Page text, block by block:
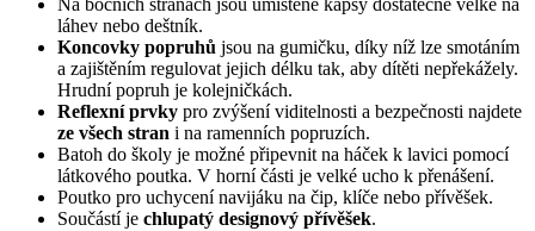
Na bočních stranách jsou umístěné kapsy dostatečně velké na
láhev nebo deštník.
Koncovky popruhů jsou na gumičku, díky níž lze smotáním
a zajištěním regulovat jejich délku tak, aby dítěti nepřekážely.
Hrudní popruh je kolejničkách.
Reflexní prvky pro zvýšení viditelnosti a bezpečnosti najdete
ze všech stran i na ramenních popruzích.
Batoh do školy je možné připevnit na háček k lavici pomocí
látkového poutka. V horní části je velké ucho k přenášení.
Poutko pro uchycení navijáku na čip, klíče nebo přívěšek.
Součástí je chlupatý designový přívěšek.